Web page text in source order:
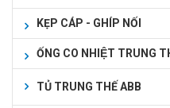
KẸP CÁP - GHÍP NỐI
ỐNG CO NHIỆT TRUNG
TỦ TRUNG THẾ ABB